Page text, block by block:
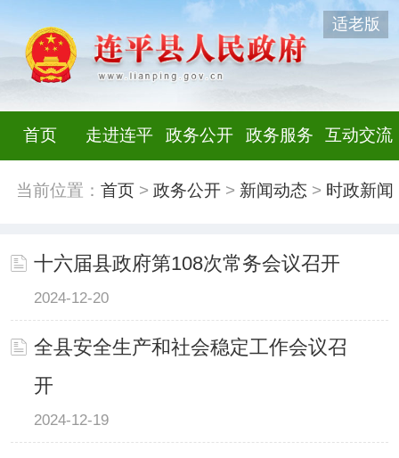
适老版
首页 走进连平 政务公开 政务服务 互动交流
当前位置： 首页> 政务公开> 新闻动态 > 时政新闻
十六届县政府第108次常务会议召开
2024-12-20
全县安全生产和社会稳定工作会议召
开
2024-12-19